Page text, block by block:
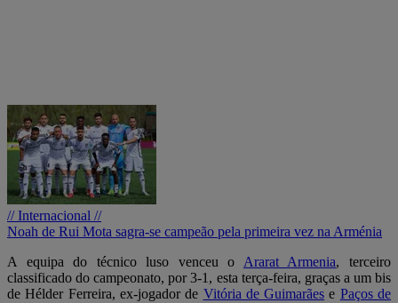
// Internacional //
Noah de Rui Mota sagra-se campeão pela primeira vez na Arménia
A equipa do técnico luso venceu o Ararat Armenia, terceiro
classificado do campeonato, por 3-1, esta terça-feira, graças a um bis
de Hélder Ferreira, ex-jogador de Vitória de Guimarães e Paços de